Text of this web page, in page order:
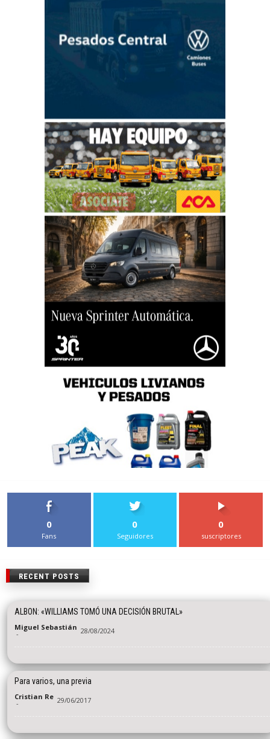
0
Fans
0
Seguidores
0
suscriptores
RECENT POSTS
ALBON: «WILLIAMS TOMÓ UNA DECISIÓN BRUTAL»
Miguel Sebastián
- 28/08/2024
Para varios, una previa
Cristian Re
- 29/06/2017